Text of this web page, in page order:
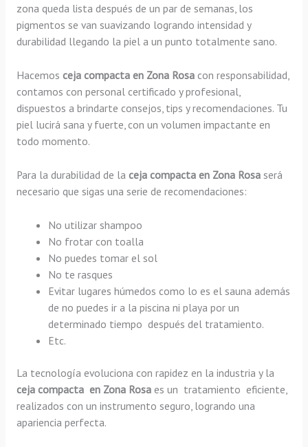
zona queda lista después de un par de semanas, los
pigmentos se van suavizando logrando intensidad y
durabilidad llegando la piel a un punto totalmente sano.
Hacemos ceja compacta en Zona Rosacon responsabilidad,
contamos con personal certificado y profesional,
dispuestos a brindarte consejos, tips y recomendaciones. Tu
piel lucirá sana y fuerte, con un volumen impactante en
todo momento.
Para la durabilidad de la ceja compacta en Zona Rosa será
necesario que sigas una serie de recomendaciones:
No utilizar shampoo
No frotar con toalla
No puedes tomar el sol
No te rasques
Evitar lugares húmedos como lo es el sauna además
de no puedes ir a la piscina ni playa por un
determinado tiempo después del tratamiento.
Etc.
La tecnología evoluciona con rapidez en la industria y la
ceja compacta en Zona Rosaes un tratamiento eficiente,
realizados con un instrumento seguro, logrando una
apariencia perfecta.